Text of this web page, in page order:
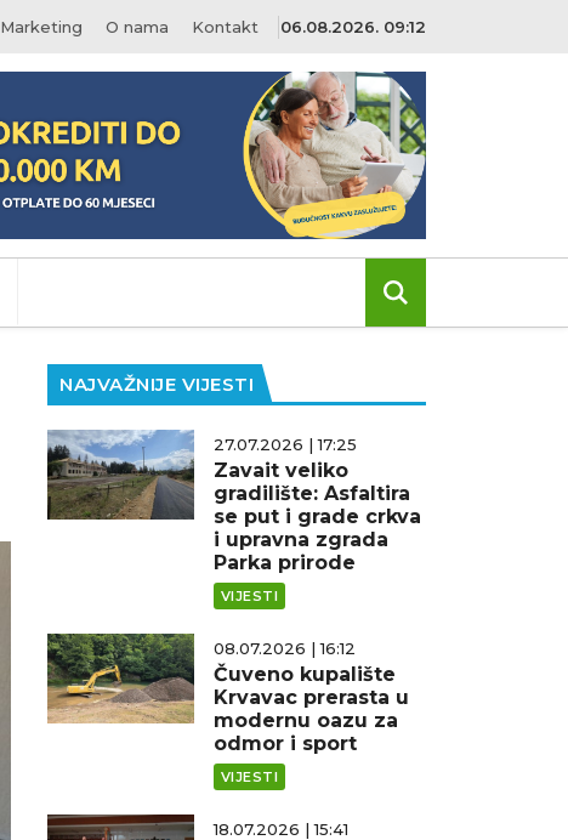
Marketing O nama Kontakt 06.08.2026. 09:12
NAJVAŽNIJE VIJESTI
27.07.2026 | 17:25
Zavait veliko
gradilište: Asfaltira
se put i grade crkva
i upravna zgrada
Parka prirode
VIJESTI
08.07.2026 | 16:12
Čuveno kupalište
Krvavac prerasta u
modernu oazu za
odmor i sport
VIJESTI
18.07.2026 | 15:41